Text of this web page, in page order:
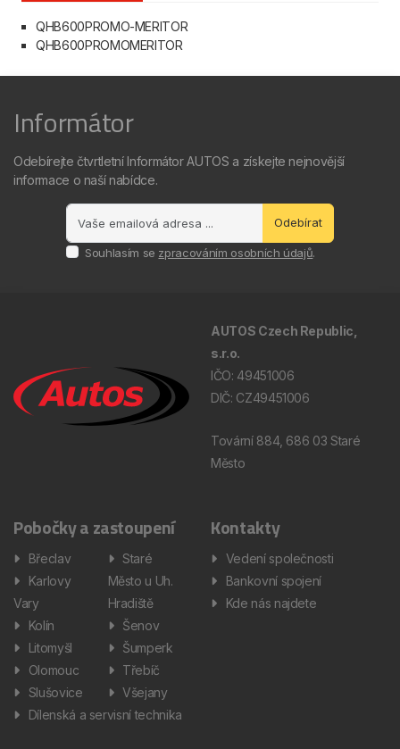
QHB600PROMO-MERITOR
QHB600PROMOMERITOR
Informátor
Odebírejte čtvrtletní Informátor AUTOS a získejte nejnovější
informace o naší nabídce.
Odebírat
Souhlasím se zpracováním osobních údajů.
AUTOS Czech Republic,
s.r.o.
IČO: 49451006
DIČ: CZ49451006
Tovární 884, 686 03 Staré
Město
Pobočky a zastoupení
Břeclav
Karlovy
Vary
Kolín
Litomyšl
Olomouc
Slušovice
Staré
Město u Uh.
Hradiště
Šenov
Šumperk
Třebíč
Všejany
Dílenská a servisní technika
Kontakty
Vedení společnosti
Bankovní spojení
Kde nás najdete